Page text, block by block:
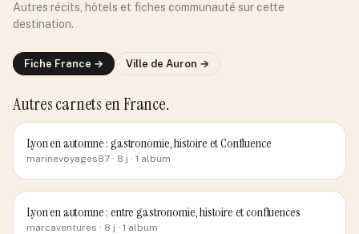
Autres récits, hôtels et fiches communauté sur cette
destination.
Fiche France → Ville de Auron →
Autres carnets en France.
Lyon en automne : gastronomie, histoire et Confluence
marinevoyages87 · 8 j · 1 album
Lyon en automne : entre gastronomie, histoire et confluences
marcaventures · 8 j · 1 album